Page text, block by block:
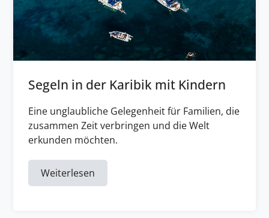
Segeln in der Karibik mit Kindern
Eine unglaubliche Gelegenheit für Familien, die
zusammen Zeit verbringen und die Welt
erkunden möchten.
Weiterlesen